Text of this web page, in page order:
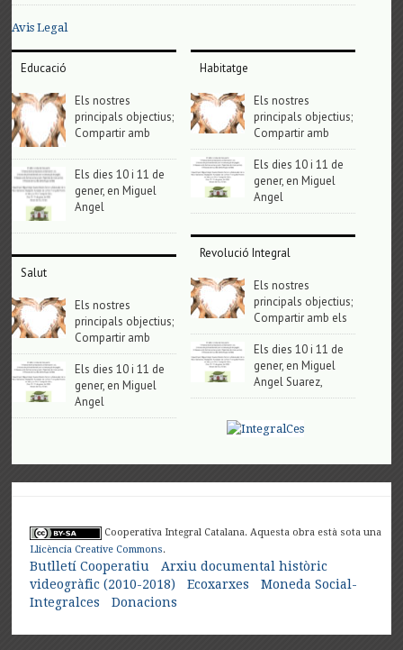
Avis Legal
Educació
Els nostres
principals objectius;
Compartir amb
Els dies 10 i 11 de
gener, en Miguel
Angel
Salut
Els nostres
principals objectius;
Compartir amb
Els dies 10 i 11 de
gener, en Miguel
Angel
Habitatge
Els nostres
principals objectius;
Compartir amb
Els dies 10 i 11 de
gener, en Miguel
Angel
Revolució Integral
Els nostres
principals objectius;
Compartir amb els
Els dies 10 i 11 de
gener, en Miguel
Angel Suarez,
Cooperativa Integral Catalana. Aquesta obra està sota una
Llicència Creative Commons.
Butlletí Cooperatiu
Arxiu documental històric
videogràfic (2010-2018)
Ecoxarxes
Moneda Social-
Integralces
Donacions